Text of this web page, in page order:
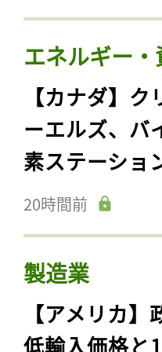
エネルギー・
【カナダ】
ーエルズ、バ
素ステーショ
20時間前
製造業
【アメリカ
低輸入価格と